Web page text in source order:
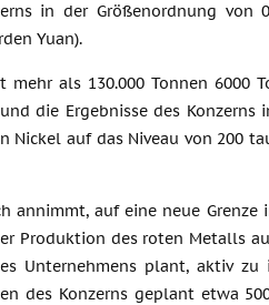
in der Größenordnung von
Yuan).
als 130.000 Tonnen 6000
die Ergebnisse des Konzerns
auf das Niveau von 200
annimmt, auf eine neue Grenze
Produktion des roten Metalls
Unternehmens plant, aktiv
des Konzerns geplant etwa